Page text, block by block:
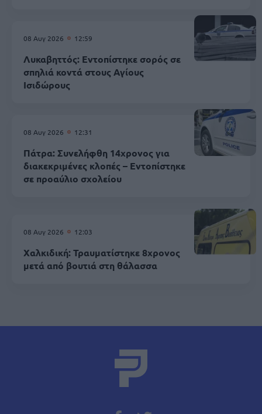
08 Αυγ 2026 12:59
Λυκαβηττός: Εντοπίστηκε σορός σε
σπηλιά κοντά στους Αγίους
Ισιδώρους
08 Αυγ 2026 12:31
Πάτρα: Συνελήφθη 14χρονος για
διακεκριμένες κλοπές – Εντοπίστηκε
σε προαύλιο σχολείου
08 Αυγ 2026 12:03
Χαλκιδική: Τραυματίστηκε 8χρονος
μετά από βουτιά στη θάλασσα